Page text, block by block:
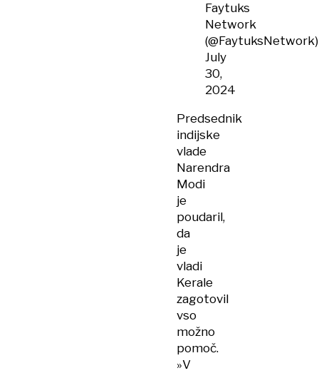
Faytuks
Network
(@FaytuksNetwork)
July
30,
2024
Predsednik
indijske
vlade
Narendra
Modi
je
poudaril,
da
je
vladi
Kerale
zagotovil
vso
možno
pomoč.
»V